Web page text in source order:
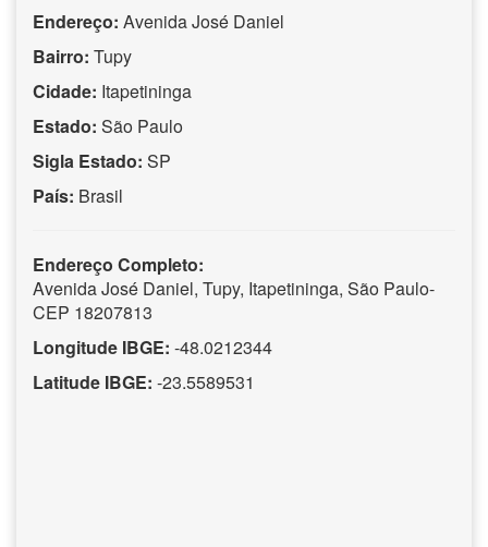
Endereço: Avenida José Daniel
Bairro: Tupy
Cidade: Itapetininga
Estado: São Paulo
Sigla Estado: SP
País: Brasil
Endereço Completo:
Avenida José Daniel, Tupy, Itapetininga, São Paulo-
CEP 18207813
Longitude IBGE: -48.0212344
Latitude IBGE: -23.5589531